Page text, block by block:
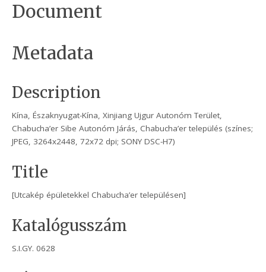
Document
Metadata
Description
Kína, Északnyugat-Kína, Xinjiang Ujgur Autonóm Terület,
Chabucha’er Sibe Autonóm Járás, Chabucha’er település (színes;
JPEG, 3264x2448, 72x72 dpi; SONY DSC-H7)
Title
[Utcakép épületekkel Chabucha’er településen]
Katalógusszám
S.I.GY. 0628